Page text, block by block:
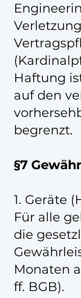
Haftung
auf den
begrenzt.
§7
1. Geräte
Für alle
die
Monaten
ff. BGB).